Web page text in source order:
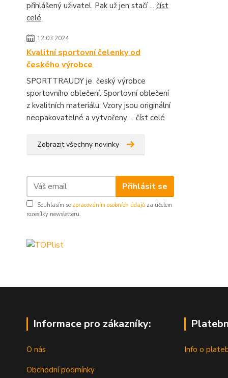
přihlášený uživatel. Pak už jen stačí ... číst
celé
12.03.2024
Kvalitní sportovní čelenky od
českého výrobce
SPORTTRAUDY je český výrobce
sportovního oblečení. Sportovní oblečení
z kvalitních materiálu. Vzory jsou originální
neopakovatelné a vytvořeny ... číst celé
Zobrazit všechny novinky
Přihlásit se
Souhlasím se zpracováním osobních údajů za účelem
rozesílky newsletteru.
Informace pro zákazníky:
O nás
Obchodní podmínky
Info o